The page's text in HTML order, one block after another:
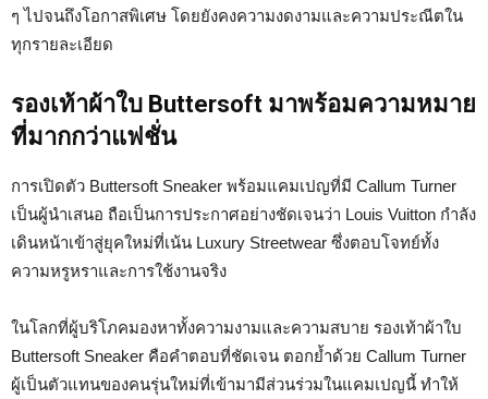
ๆ ไปจนถึงโอกาสพิเศษ โดยยังคงความงดงามและความประณีตใน
ทุกรายละเอียด
รองเท้าผ้าใบ Buttersoft มาพร้อมความหมาย
ที่มากกว่าแฟชั่น
การเปิดตัว Buttersoft Sneaker พร้อมแคมเปญที่มี Callum Turner
เป็นผู้นำเสนอ ถือเป็นการประกาศอย่างชัดเจนว่า Louis Vuitton กำลัง
เดินหน้าเข้าสู่ยุคใหม่ที่เน้น Luxury Streetwear ซึ่งตอบโจทย์ทั้ง
ความหรูหราและการใช้งานจริง
ในโลกที่ผู้บริโภคมองหาทั้งความงามและความสบาย รองเท้าผ้าใบ
Buttersoft Sneaker คือคำตอบที่ชัดเจน ตอกย้ำด้วย Callum Turner
ผู้เป็นตัวแทนของคนรุ่นใหม่ที่เข้ามามีส่วนร่วมในแคมเปญนี้ ทำให้